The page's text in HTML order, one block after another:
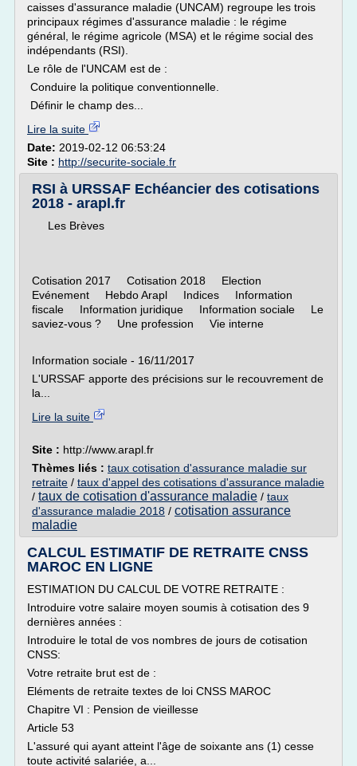
caisses d'assurance maladie (UNCAM) regroupe les trois
principaux régimes d'assurance maladie : le régime
général, le régime agricole (MSA) et le régime social des
indépendants (RSI).
Le rôle de l'UNCAM est de :
Conduire la politique conventionnelle.
Définir le champ des...
Lire la suite
Date: 2019-02-12 06:53:24
Site : http://securite-sociale.fr
RSI à URSSAF Echéancier des cotisations
2018 - arapl.fr
Les Brèves
Cotisation 2017 Cotisation 2018 Election
Evénement Hebdo Arapl Indices Information
fiscale Information juridique Information sociale Le
saviez-vous ? Une profession Vie interne
Information sociale - 16/11/2017
L'URSSAF apporte des précisions sur le recouvrement de
la...
Lire la suite
Site : http://www.arapl.fr
Thèmes liés : taux cotisation d'assurance maladie sur
retraite / taux d'appel des cotisations d'assurance maladie
/ taux de cotisation d'assurance maladie / taux
d'assurance maladie 2018 / cotisation assurance
maladie
CALCUL ESTIMATIF DE RETRAITE CNSS
MAROC EN LIGNE
ESTIMATION DU CALCUL DE VOTRE RETRAITE :
Introduire votre salaire moyen soumis à cotisation des 9
dernières années :
Introduire le total de vos nombres de jours de cotisation
CNSS:
Votre retraite brut est de :
Eléments de retraite textes de loi CNSS MAROC
Chapitre VI : Pension de vieillesse
Article 53
L'assuré qui ayant atteint l'âge de soixante ans (1) cesse
toute activité salariée, a...